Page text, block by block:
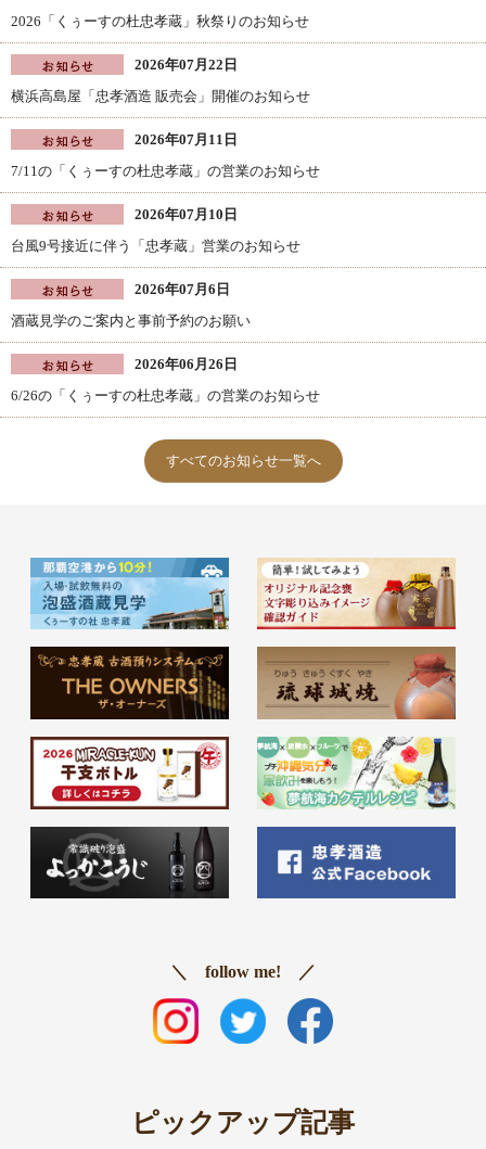
2026「くぅーすの杜忠孝蔵」秋祭りのお知らせ
2026年07月22日
横浜高島屋「忠孝酒造 販売会」開催のお知らせ
2026年07月11日
7/11の「くぅーすの杜忠孝蔵」の営業のお知らせ
2026年07月10日
台風9号接近に伴う「忠孝蔵」営業のお知らせ
2026年07月6日
酒蔵見学のご案内と事前予約のお願い
2026年06月26日
6/26の「くぅーすの杜忠孝蔵」の営業のお知らせ
すべてのお知らせ一覧へ
＼ follow me! ／
ピックアップ記事